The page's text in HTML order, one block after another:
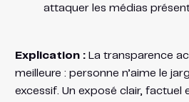
attaquer les médias
Explication :La transparence
meilleure : personne n’aime le
excessif. Un exposé clair, factuel